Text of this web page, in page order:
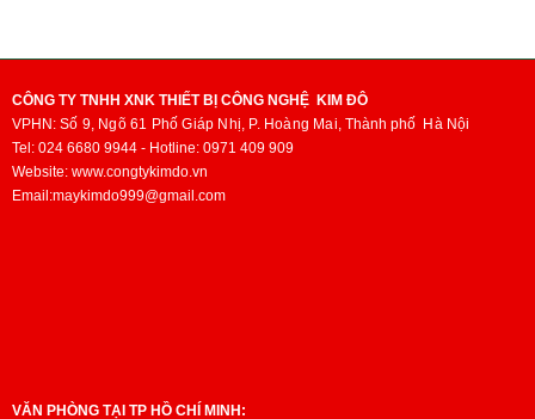
CÔNG TY TNHH XNK THIẾT BỊ CÔNG NGHỆ KIM ĐÔ
VPHN: Số 9, Ngõ 61 Phố Giáp Nhị, P. Hoàng Mai,Thành phố Hà Nội
Tel: 024 6680 9944 - Hotline: 0971 409 909
Website: www.congtykimdo.vn
Email:maykimdo999@gmail.com
VĂN PHÒNG TẠI TP HỒ CHÍ MINH: